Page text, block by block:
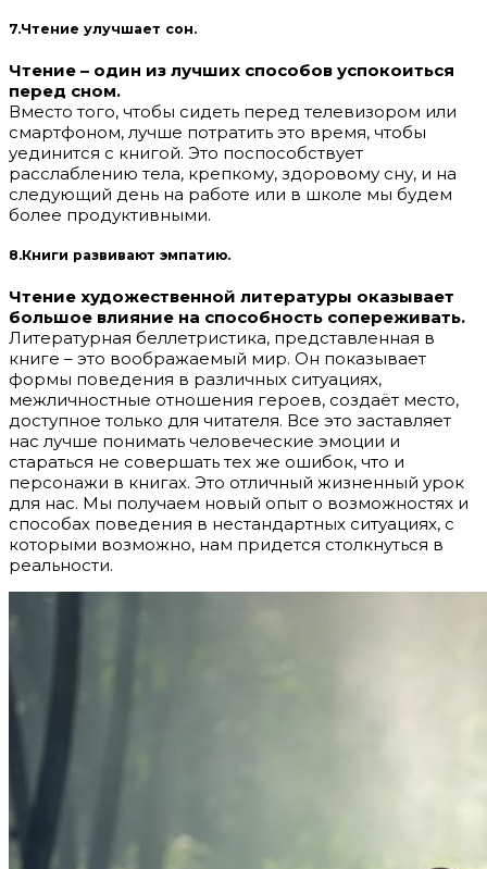
7.Чтение улучшает сон.
Чтение – один из лучших способов успокоиться
перед сном.
Вместо того, чтобы сидеть перед телевизором или
смартфоном, лучше потратить это время, чтобы
уединится с книгой. Это поспособствует
расслаблению тела, крепкому, здоровому сну, и на
следующий день на работе или в школе мы будем
более продуктивными.
8.Книги развивают эмпатию.
Чтение художественной литературы оказывает
большое влияние на способность сопереживать.
Литературная беллетристика, представленная в
книге – это воображаемый мир. Он показывает
формы поведения в различных ситуациях,
межличностные отношения героев, создаёт место,
доступное только для читателя. Все это заставляет
нас лучше понимать человеческие эмоции и
стараться не совершать тех же ошибок, что и
персонажи в книгах. Это отличный жизненный урок
для нас. Мы получаем новый опыт о возможностях и
способах поведения в нестандартных ситуациях, с
которыми возможно, нам придется столкнуться в
реальности.